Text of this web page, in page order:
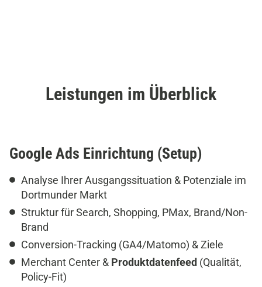
Leistungen im Überblick
Google Ads Einrichtung (Setup)
Analyse Ihrer Ausgangssituation & Potenziale im
Dortmunder Markt
Struktur für Search, Shopping, PMax, Brand/Non-
Brand
Conversion-Tracking (GA4/Matomo) & Ziele
Merchant Center & Produktdatenfeed (Qualität,
Policy-Fit)